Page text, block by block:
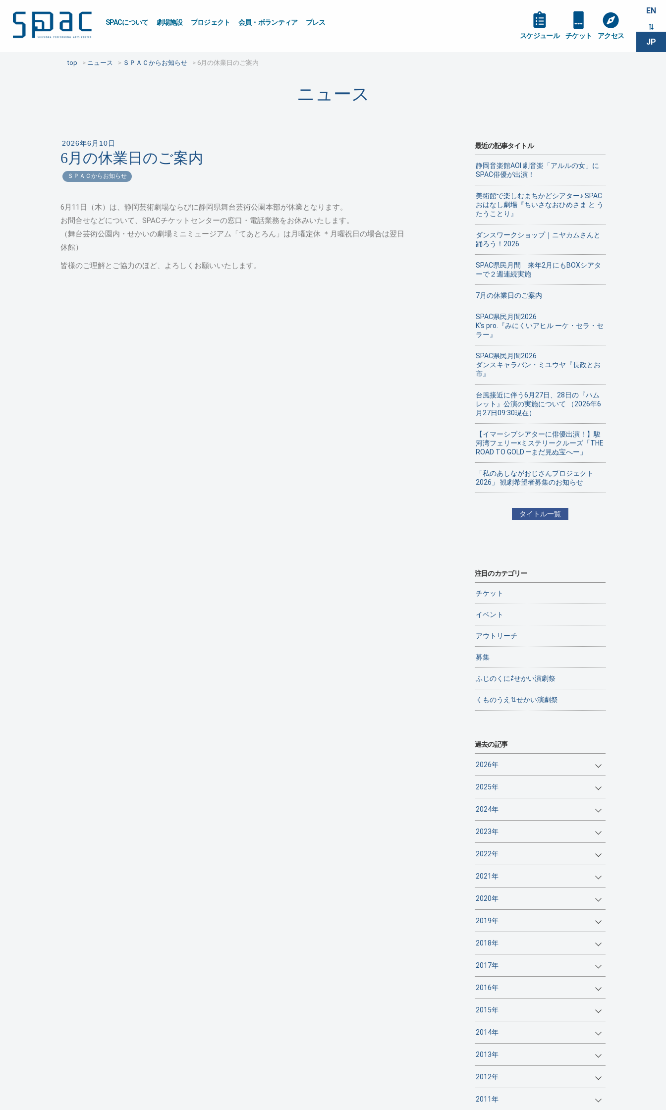
SPACについて 劇場施設 プロジェクト 会員・ボランティア プレス
EN
JP
スケジュール チケット アクセス
top ニュース ＳＰＡＣからお知らせ 6月の休業日のご案内
ニュース
2026年6月10日
6月の休業日のご案内
ＳＰＡＣからお知らせ
6月11日（木）は、静岡芸術劇場ならびに静岡県舞台芸術公園本部が休業となります。
お問合せなどについて、SPACチケットセンターの窓口・電話業務をお休みいたします。
（舞台芸術公園内・せかいの劇場ミニミュージアム「てあとろん」は月曜定休 ＊月曜祝日の場合は翌日
休館）
皆様のご理解とご協力のほど、よろしくお願いいたします。
最近の記事タイトル
静岡音楽館AOI 劇音楽「アルルの女」に
SPAC俳優が出演！
美術館で楽しむまちかどシアター♪ SPAC
おはなし劇場『ちいさなおひめさま と う
たうことり』
ダンスワークショップ｜ニヤカムさんと
踊ろう！2026
SPAC県民月間 来年2月にもBOXシアタ
ーで２週連続実施
7月の休業日のご案内
SPAC県民月間2026
K’s pro.『みにくいアヒル ーケ・セラ・セ
ラー』
SPAC県民月間2026
ダンスキャラバン・ミユウヤ『長政とお
市』
台風接近に伴う6月27日、28日の『ハム
レット』公演の実施について （2026年6
月27日09:30現在）
【イマーシブシアターに俳優出演！】駿
河湾フェリー×ミステリークルーズ「THE
ROAD TO GOLD ―まだ見ぬ宝へー」
「私のあしながおじさんプロジェクト
2026」 観劇希望者募集のお知らせ
タイトル一覧
注目のカテゴリー
チケット
イベント
アウトリーチ
募集
ふじのくに⇄せかい演劇祭
くものうえ⇅せかい演劇祭
過去の記事
2026年
2025年
2024年
2023年
2022年
2021年
2020年
2019年
2018年
2017年
2016年
2015年
2014年
2013年
2012年
2011年